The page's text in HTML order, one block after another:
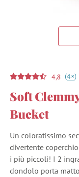
4,8 (4+)
Soft
Bucket
Un coloratissimo
divertente
i più piccoli! I 2
dondolo porta